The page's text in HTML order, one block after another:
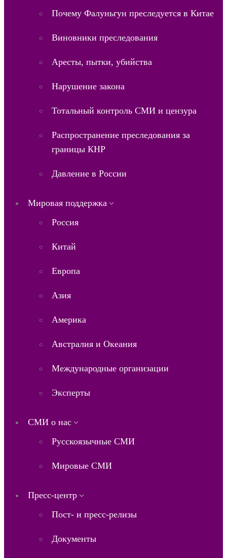
Почему Фалуньгун преследуется в Китае
Виновники преследования
Аресты, пытки, убийства
Нарушение закона
Тотальный контроль СМИ и цензура
Распространение преследования за
границы КНР
Давление в России
Мировая поддержка
Россия
Китай
Европа
Азия
Америка
Австралия и Океания
Международные организации
Эксперты
СМИ о нас
Русскоязычные СМИ
Мировые СМИ
Пресс-центр
Пост- и пресс-релизы
Документы